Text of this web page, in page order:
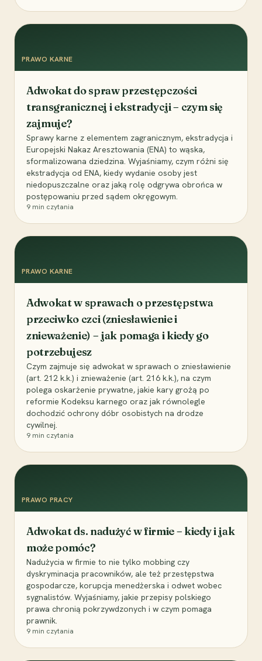
PRAWO KARNE
Adwokat do spraw przestępczości
transgranicznej i ekstradycji – czym się
zajmuje?
Sprawy karne z elementem zagranicznym, ekstradycja i
Europejski Nakaz Aresztowania (ENA) to wąska,
sformalizowana dziedzina. Wyjaśniamy, czym różni się
ekstradycja od ENA, kiedy wydanie osoby jest
niedopuszczalne oraz jaką rolę odgrywa obrońca w
postępowaniu przed sądem okręgowym.
9 min czytania
PRAWO KARNE
Adwokat w sprawach o przestępstwa
przeciwko czci (zniesławienie i
znieważenie) – jak pomaga i kiedy go
potrzebujesz
Czym zajmuje się adwokat w sprawach o zniesławienie
(art. 212 k.k.) i znieważenie (art. 216 k.k.), na czym
polega oskarżenie prywatne, jakie kary grożą po
reformie Kodeksu karnego oraz jak równolegle
dochodzić ochrony dóbr osobistych na drodze
cywilnej.
9 min czytania
PRAWO PRACY
Adwokat ds. nadużyć w firmie – kiedy i jak
może pomóc?
Nadużycia w firmie to nie tylko mobbing czy
dyskryminacja pracowników, ale też przestępstwa
gospodarcze, korupcja menedżerska i odwet wobec
sygnalistów. Wyjaśniamy, jakie przepisy polskiego
prawa chronią pokrzywdzonych i w czym pomaga
prawnik.
9 min czytania